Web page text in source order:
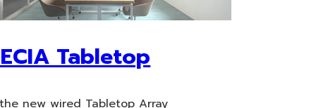
Tabletop
new wired Tabletop Array